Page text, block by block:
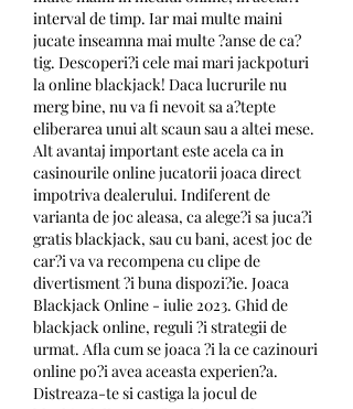
interval de timp. Iar mai multe maini
jucate inseamna mai multe ?anse de ca?
tig. Descoperi?i cele mai mari jackpoturi
la online blackjack! Daca lucrurile nu
merg bine, nu va fi nevoit sa a?tepte
eliberarea unui alt scaun sau a altei mese.
Alt avantaj important este acela ca in
casinourile online jucatorii joaca direct
impotriva dealerului. Indiferent de
varianta de joc aleasa, ca alege?i sa juca?i
gratis blackjack, sau cu bani, acest joc de
car?i va va recompena cu clipe de
divertisment ?i buna dispozi?ie. Joaca
Blackjack Online - iulie 2023. Ghid de
blackjack online, reguli ?i strategii de
urmat. Afla cum se joaca ?i la ce cazinouri
online po?i avea aceasta experien?a.
Distreaza-te si castiga la jocul de